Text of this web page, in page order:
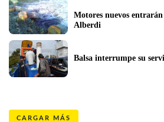
Motores nuevos
Alberdi
Balsa interrumpe su
CARGAR MÁS